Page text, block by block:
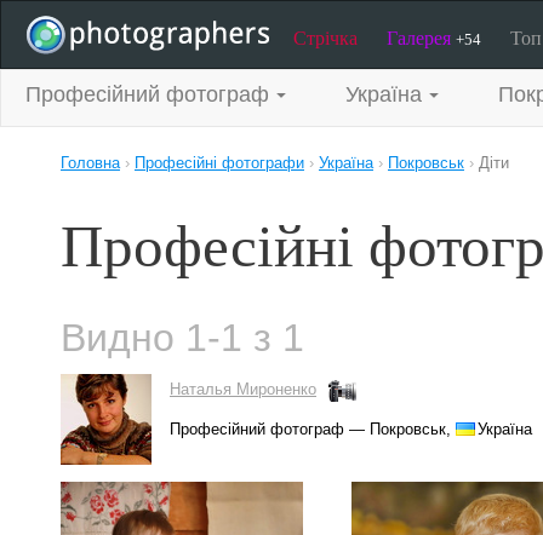
Стрічка Галерея +54
Професійний фотограф Україна
Головна› Професійні фотографи › Україна› Покровськ › Діти
Професійні
Видно 1-1 з 1
Наталья Мироненко
Професійний фотограф — Покровськ, Україна